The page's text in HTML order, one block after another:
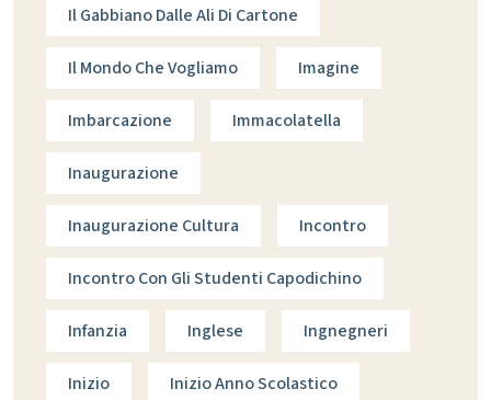
Il Gabbiano Dalle Ali Di Cartone
Il Mondo Che Vogliamo Imagine
Imbarcazione Immacolatella
Inaugurazione
Inaugurazione Cultura Incontro
Incontro Con Gli Studenti Capodichino
Infanzia Inglese Ingnegneri
Inizio Inizio Anno Scolastico